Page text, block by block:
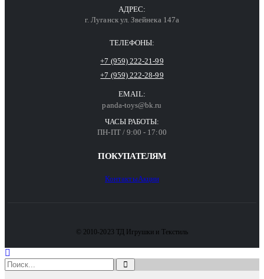
АДРЕС:
г. Луганск ул. Звейнека 147а
ТЕЛЕФОНЫ:
+7 (959) 222-21-99
+7 (959) 222-28-99
EMAIL:
panda-toys@bk.ru
ЧАСЫ РАБОТЫ:
ПН-ПТ / 9:00 - 17:00
ПОКУПАТЕЛЯМ
КонтактыАкции
© 2010-2023 ТД Игрушки и Текстиль